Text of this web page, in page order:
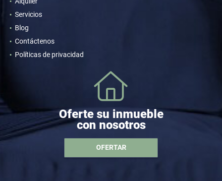
Servicios
Blog
Contáctenos
Políticas de privacidad
Oferte su inmueble
con nosotros
OFERTAR